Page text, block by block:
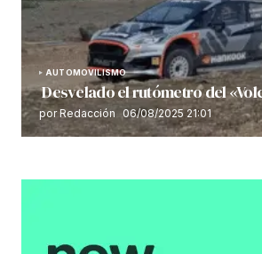
AUTOMOVILISMO
Desvelado el rutómetro del
por Redacción 06/08/2025 21:01